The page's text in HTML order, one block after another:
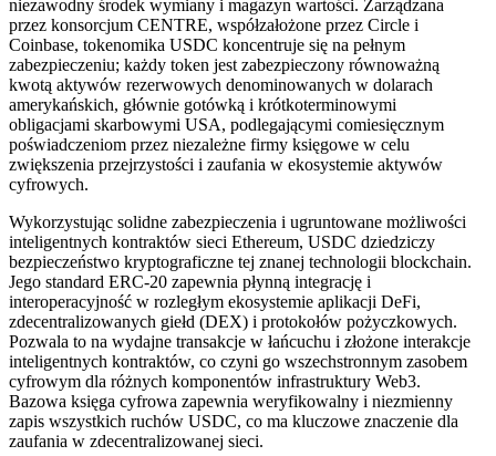
niezawodny środek wymiany i magazyn wartości. Zarządzana
przez konsorcjum CENTRE, współzałożone przez Circle i
Coinbase, tokenomika USDC koncentruje się na pełnym
zabezpieczeniu; każdy token jest zabezpieczony równoważną
kwotą aktywów rezerwowych denominowanych w dolarach
amerykańskich, głównie gotówką i krótkoterminowymi
obligacjami skarbowymi USA, podlegającymi comiesięcznym
poświadczeniom przez niezależne firmy księgowe w celu
zwiększenia przejrzystości i zaufania w ekosystemie aktywów
cyfrowych.
Wykorzystując solidne zabezpieczenia i ugruntowane możliwości
inteligentnych kontraktów sieci Ethereum, USDC dziedziczy
bezpieczeństwo kryptograficzne tej znanej technologii blockchain.
Jego standard ERC-20 zapewnia płynną integrację i
interoperacyjność w rozległym ekosystemie aplikacji DeFi,
zdecentralizowanych giełd (DEX) i protokołów pożyczkowych.
Pozwala to na wydajne transakcje w łańcuchu i złożone interakcje
inteligentnych kontraktów, co czyni go wszechstronnym zasobem
cyfrowym dla różnych komponentów infrastruktury Web3.
Bazowa księga cyfrowa zapewnia weryfikowalny i niezmienny
zapis wszystkich ruchów USDC, co ma kluczowe znaczenie dla
zaufania w zdecentralizowanej sieci.